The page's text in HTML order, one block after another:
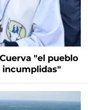
"el pueblo
incumplidas"